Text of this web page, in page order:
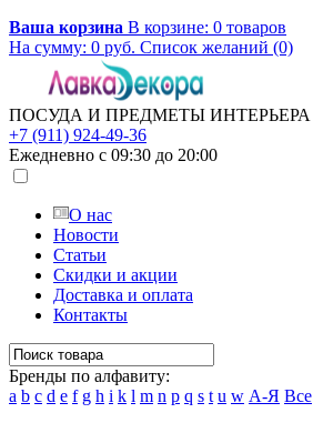
Ваша корзина В корзине: 0 товаров
На сумму: 0 руб. Список желаний (0)
ПОСУДА И ПРЕДМЕТЫ ИНТЕРЬЕРА
+7 (911) 924-49-36
Ежедневно с 09:30 до 20:00
О нас
Новости
Статьи
Скидки и акции
Доставка и оплата
Контакты
Бренды по алфавиту:
a b c d e f g h i k l m n p q s t u w А-Я Все